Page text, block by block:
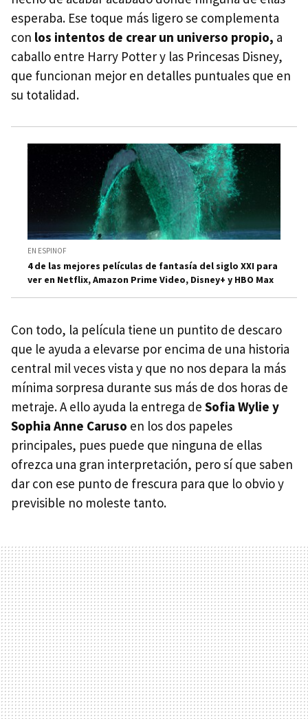
esperaba. Ese toque más ligero se complementa
con los intentos de crear un universo propio, a
caballo entre Harry Potter y las Princesas Disney,
que funcionan mejor en detalles puntuales que en
su totalidad.
EN ESPINOF
4 de las mejores películas de fantasía del siglo XXI para
ver en Netflix, Amazon Prime Video, Disney+ y HBO Max
Con todo, la película tiene un puntito de descaro
que le ayuda a elevarse por encima de una historia
central mil veces vista y que no nos depara la más
mínima sorpresa durante sus más de dos horas de
metraje. A ello ayuda la entrega de Sofia Wylie y
Sophia Anne Caruso en los dos papeles
principales, pues puede que ninguna de ellas
ofrezca una gran interpretación, pero sí que saben
dar con ese punto de frescura para que lo obvio y
previsible no moleste tanto.